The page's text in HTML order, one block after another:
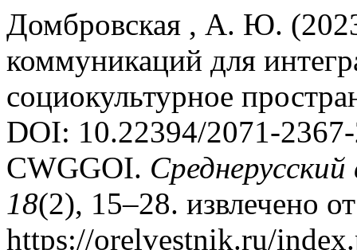
Домбровская , А. Ю.
коммуникаций для
социокультурное
DOI: 10.22394/2071-
CWGGOI.
18(2), 15–28. извлечено от
https://orelvestnik.ru/